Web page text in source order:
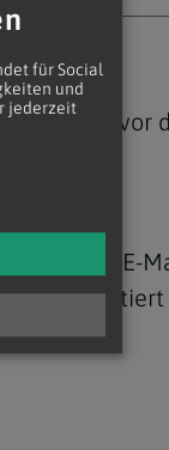
...}, vor
und E-
werden
für Social
und
jederzeit